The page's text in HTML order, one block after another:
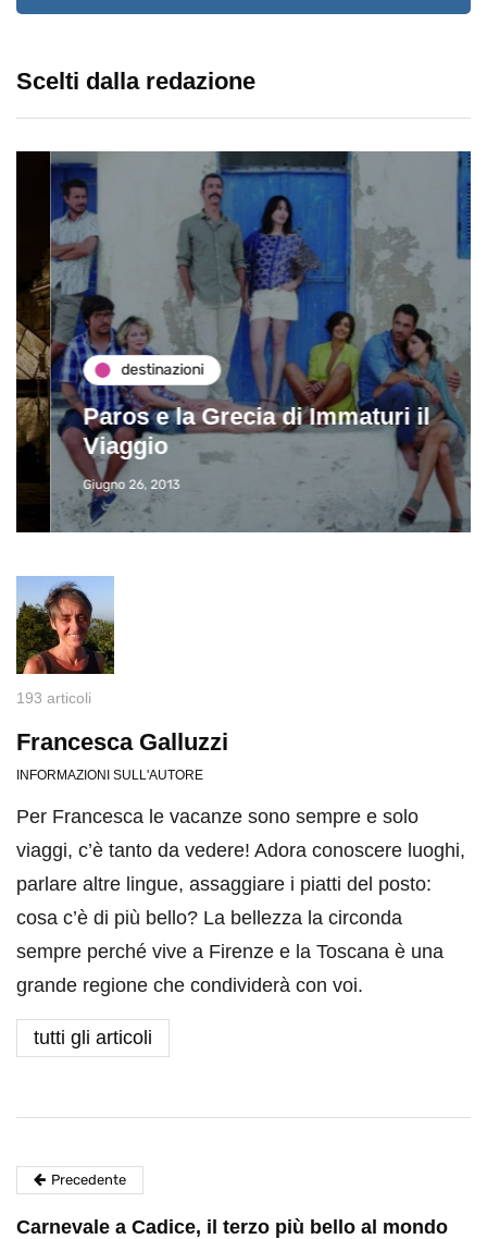
Scelti dalla redazione
destinazioni
Paros e la Grecia di Immaturi il
Viaggio
Giugno 26, 2013
193 articoli
Francesca Galluzzi
INFORMAZIONI SULL'AUTORE
Per Francesca le vacanze sono sempre e solo
viaggi, c’è tanto da vedere! Adora conoscere luoghi,
parlare altre lingue, assaggiare i piatti del posto:
cosa c’è di più bello? La bellezza la circonda
sempre perché vive a Firenze e la Toscana è una
grande regione che condividerà con voi.
tutti gli articoli
Precedente
Carnevale a Cadice, il terzo più bello al mondo